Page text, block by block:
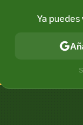
CONECTIVIDAD
Ya